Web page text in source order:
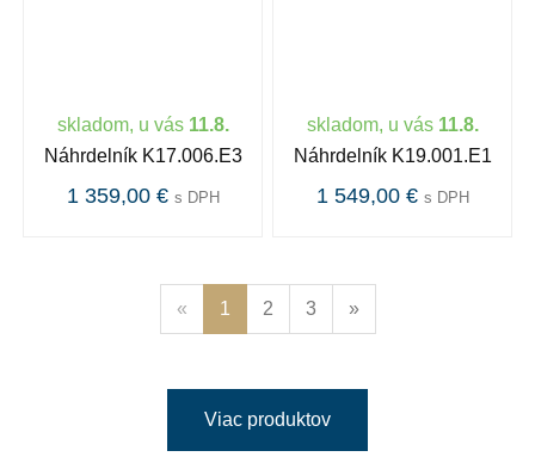
skladom, u vás 11.8.
Náhrdelník K17.006.E3
1 359,00 € s DPH
skladom, u vás 11.8.
Náhrdelník K19.001.E1
1 549,00 € s DPH
« 1 2 3 »
Viac produktov